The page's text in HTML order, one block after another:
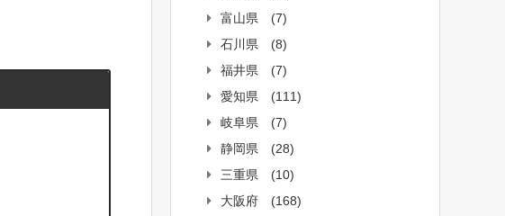
富山県
(7)
石川県
(8)
福井県
(7)
愛知県
(111)
岐阜県
(7)
静岡県
(28)
三重県
(10)
大阪府
(168)